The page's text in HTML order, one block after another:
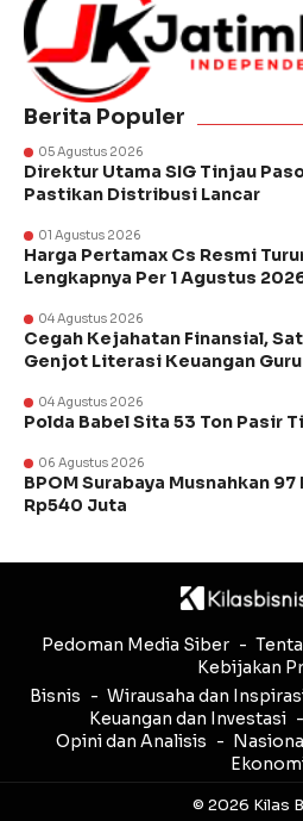
Berita Populer
05 Agustus 2026
Direktur Utama SIG Tinjau
Pastikan Distribusi Lancar
01 Agustus 2026
Harga Pertamax Cs Resmi
Lengkapnya Per 1 Agustus
04 Agustus 2026
Cegah Kejahatan Finansial,
Genjot Literasi Keuangan Guru
04 Agustus 2026
Polda Babel Sita 53 Ton Pasir
06 Agustus 2026
BPOM Surabaya Musnahkan
Rp540 Juta
Pedoman Media Siber
Kebijakan
Bisnis
Wirausaha dan
Keuangan dan Investasi
Opini dan Analisis
© 2026 Kilas